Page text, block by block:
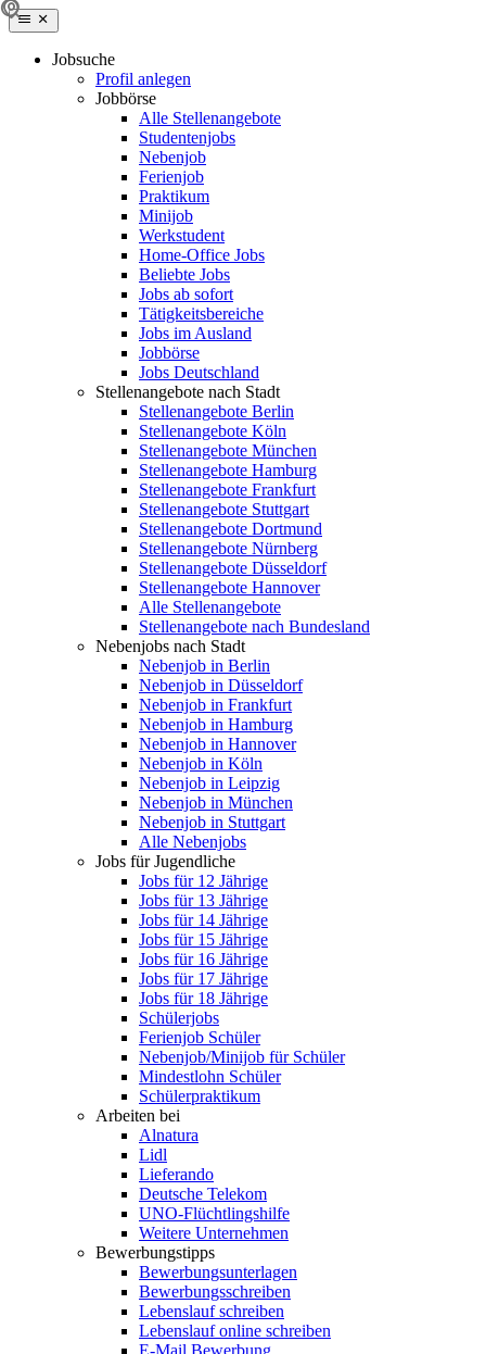
Jobsuche
Profil anlegen
Jobbörse
Alle Stellenangebote
Studentenjobs
Nebenjob
Ferienjob
Praktikum
Minijob
Werkstudent
Home-Office Jobs
Beliebte Jobs
Jobs ab sofort
Tätigkeitsbereiche
Jobs im Ausland
Jobbörse
Jobs Deutschland
Stellenangebote nach Stadt
Stellenangebote Berlin
Stellenangebote Köln
Stellenangebote München
Stellenangebote Hamburg
Stellenangebote Frankfurt
Stellenangebote Stuttgart
Stellenangebote Dortmund
Stellenangebote Nürnberg
Stellenangebote Düsseldorf
Stellenangebote Hannover
Alle Stellenangebote
Stellenangebote nach Bundesland
Nebenjobs nach Stadt
Nebenjob in Berlin
Nebenjob in Düsseldorf
Nebenjob in Frankfurt
Nebenjob in Hamburg
Nebenjob in Hannover
Nebenjob in Köln
Nebenjob in Leipzig
Nebenjob in München
Nebenjob in Stuttgart
Alle Nebenjobs
Jobs für Jugendliche
Jobs für 12 Jährige
Jobs für 13 Jährige
Jobs für 14 Jährige
Jobs für 15 Jährige
Jobs für 16 Jährige
Jobs für 17 Jährige
Jobs für 18 Jährige
Schülerjobs
Ferienjob Schüler
Nebenjob/Minijob für Schüler
Mindestlohn Schüler
Schülerpraktikum
Arbeiten bei
Alnatura
Lidl
Lieferando
Deutsche Telekom
UNO-Flüchtlingshilfe
Weitere Unternehmen
Bewerbungstipps
Bewerbungsunterlagen
Bewerbungsschreiben
Lebenslauf schreiben
Lebenslauf online schreiben
E-Mail Bewerbung